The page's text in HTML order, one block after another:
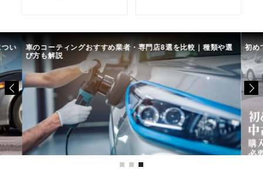
い 車のコーティングおすすめ業者・専門店8選を比較｜種類や選
び方も解説
初め